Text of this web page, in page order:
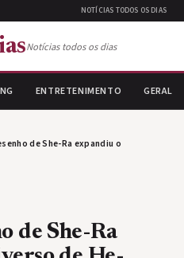
NOTÍCIAS TODOS OS DIAS
Notícias todos os dias
ENTRETENIMENTO GERAL
de She-Ra expandiu o
de She-Ra